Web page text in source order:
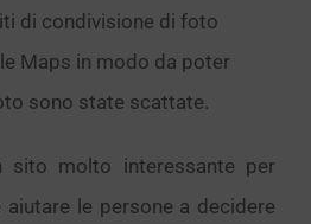
di condivisione di foto
Maps in modo da poter
sono state scattate.
sito molto interessante per
le persone a decidere